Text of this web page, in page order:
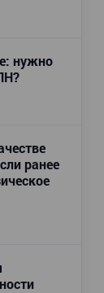
нужно
ранее